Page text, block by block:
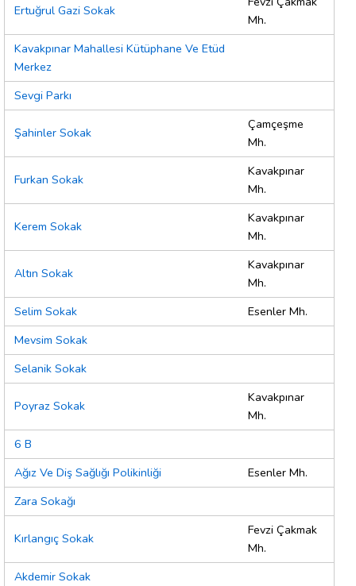
Ertuğrul Gazi Sokak
Mh.
Kavakpınar Mahallesi Kütüphane Ve Etüd
Merkez
Sevgi Parkı
Şahinler Sokak
Çamçeşme
Mh.
Furkan Sokak
Kavakpınar
Mh.
Kerem Sokak
Kavakpınar
Mh.
Altın Sokak
Kavakpınar
Mh.
Selim Sokak
Esenler Mh.
Mevsim Sokak
Selanik Sokak
Poyraz Sokak
Kavakpınar
Mh.
6 B
Ağız Ve Diş Sağlığı Polikinliği
Esenler Mh.
Zara Sokağı
Kırlangıç Sokak
Fevzi Çakmak
Mh.
Akdemir Sokak